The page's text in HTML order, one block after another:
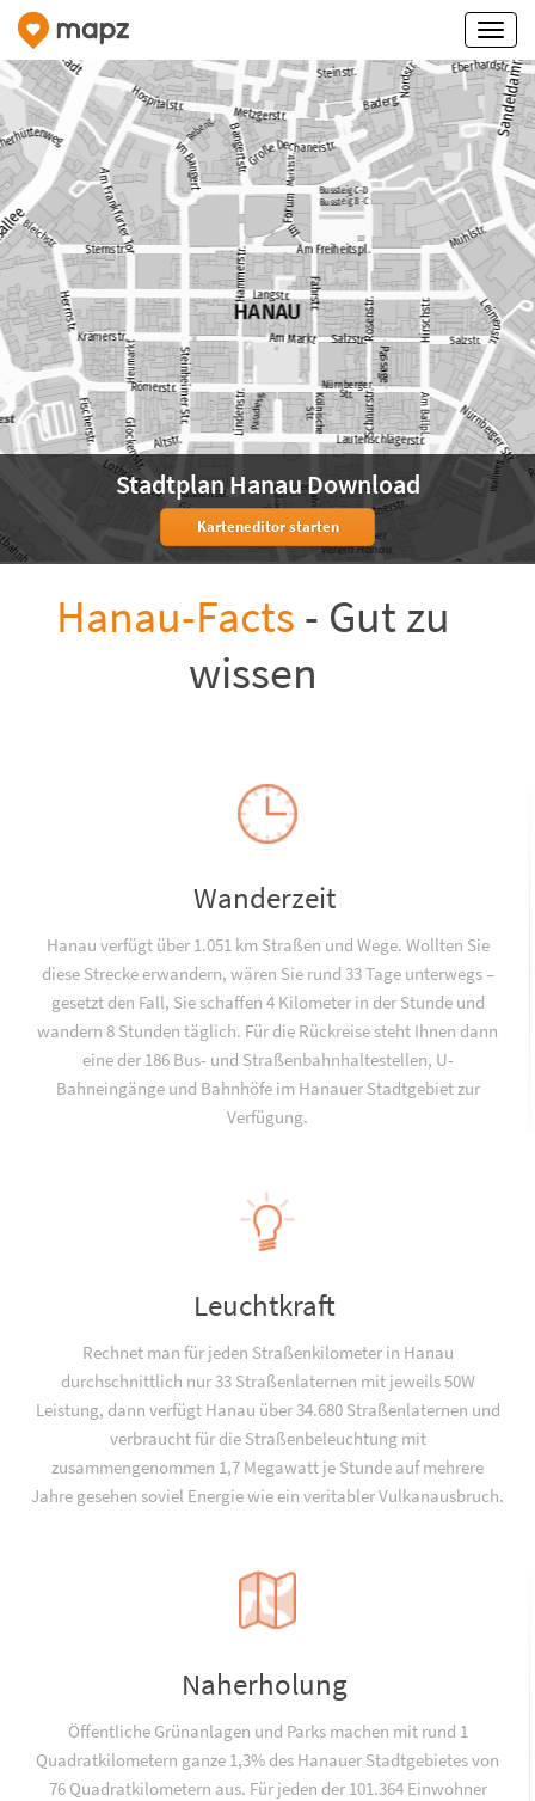
Stadtplan Hanau Download
Karteneditor starten
Hanau-Facts - Gut zu
wissen
Wanderzeit
Hanau verfügt über 1.051 km Straßen und Wege. Wollten Sie
diese Strecke erwandern, wären Sie rund 33 Tage unterwegs –
gesetzt den Fall, Sie schaffen 4 Kilometer in der Stunde und
wandern 8 Stunden täglich. Für die Rückreise steht Ihnen dann
eine der 186 Bus- und Straßenbahnhaltestellen, U-
Bahneingänge und Bahnhöfe im Hanauer Stadtgebiet zur
Verfügung.
Leuchtkraft
Rechnet man für jeden Straßenkilometer in Hanau
durchschnittlich nur 33 Straßenlaternen mit jeweils 50W
Leistung, dann verfügt Hanau über 34.680 Straßenlaternen und
verbraucht für die Straßenbeleuchtung mit
zusammengenommen 1,7 Megawatt je Stunde auf mehrere
Jahre gesehen soviel Energie wie ein veritabler Vulkanausbruch.
Naherholung
Öffentliche Grünanlagen und Parks machen mit rund 1
Quadratkilometern ganze 1,3% des Hanauer Stadtgebietes von
76 Quadratkilometern aus. Für jeden der 101.364 Einwohner